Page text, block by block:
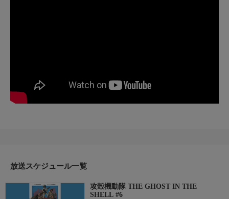
放送スケジュール一覧
攻殻機動隊 THE GHOST IN THE
SHELL #6